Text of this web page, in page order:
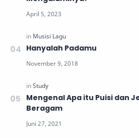
Hanyalah Padamu
Mengenal Apa itu Puisi dan
Beragam